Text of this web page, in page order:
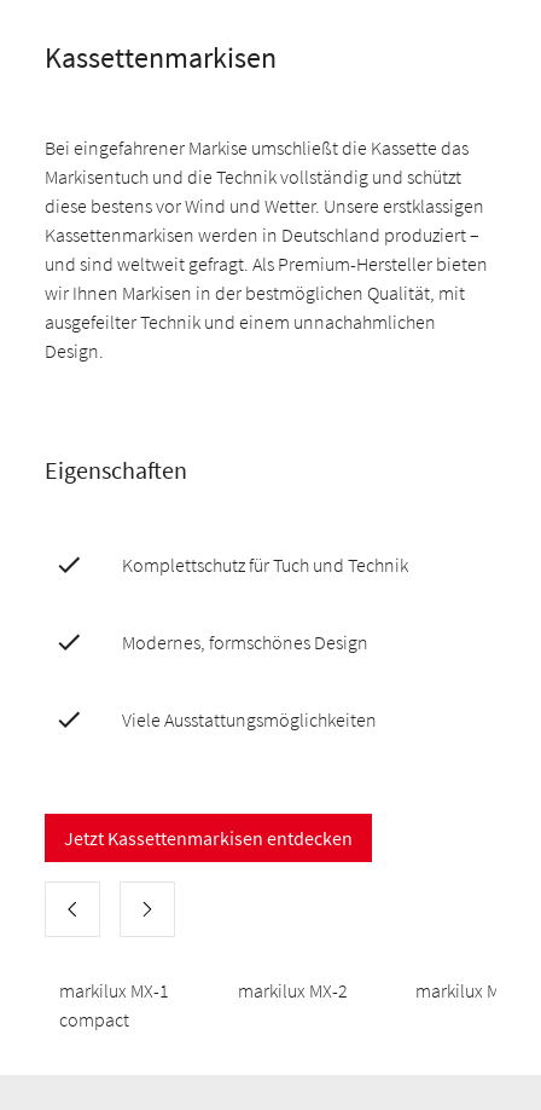
Kassettenmarkisen
Bei eingefahrener Markise umschließt die Kassette das
Markisentuch und die Technik vollständig und schützt
diese bestens vor Wind und Wetter. Unsere erstklassigen
Kassettenmarkisen werden in Deutschland produziert –
und sind weltweit gefragt. Als Premium-Hersteller bieten
wir Ihnen Markisen in der bestmöglichen Qualität, mit
ausgefeilter Technik und einem unnachahmlichen
Design.
Eigenschaften
Komplettschutz für Tuch und Technik
Modernes, formschönes Design
Viele Ausstattungsmöglichkeiten
Jetzt Kassettenmarkisen entdecken
markilux MX-1
compact
markilux MX-2 markilux MX-3